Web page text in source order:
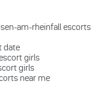
am-rheinfall escorts
date
girls
girls
near me